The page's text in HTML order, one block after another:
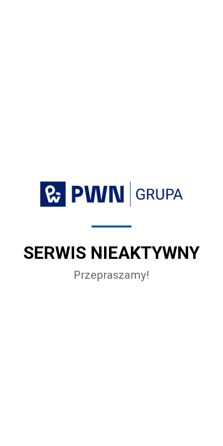
SERWIS NIEAKTYWNY
Przepraszamy!